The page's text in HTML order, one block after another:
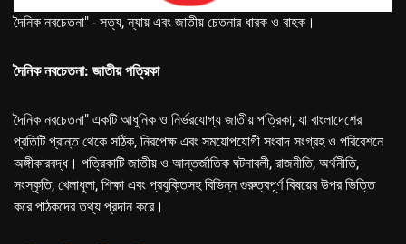
দৈনিক নবচেতনা" - সত্য, ন্যায় এবং জাতীয় চেতনার ধারক ও বাহক।
দৈনিক নবচেতনা: জাতীয় পত্রিকা
দৈনিক নবচেতনা" একটি আধুনিক ও নির্ভরযোগ্য জাতীয় পত্রিকা, যা বাংলাদেশের
প্রতিটি প্রান্ত থেকে সঠিক, নিরপেক্ষ এবং সময়োপযোগী সংবাদ সংগ্রহ ও পরিবেশনে
অঙ্গীকারবদ্ধ। পত্রিকাটি জাতীয় ও আন্তর্জাতিক ঘটনাবলী, রাজনীতি, অর্থনীতি,
সংস্কৃতি, খেলাধুলা, শিক্ষা এবং প্রযুক্তিসহ বিভিন্ন গুরুত্বপূর্ণ বিষয়ের উপর ভিত্তি
করে পাঠকদের তথ্য প্রদান করে।